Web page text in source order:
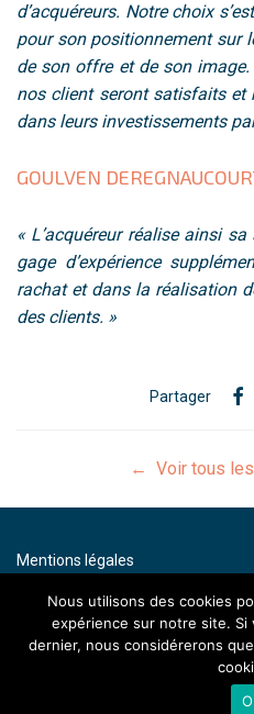
d’acquéreurs. Notre choix
pour son positionnement sur
de son offre et de son
nos client seront satisfaits et
dans leurs investissements
GOULVEN
« L’acquéreur réalise ainsi
gage d’expérience
rachat et dans la réalisation
des clients. »
Partager
← Voir tous les
Mentions légales
Contact
By artenium
Nous utilisons des cookies
expérience sur notre site. Si
dernier, nous considérerons